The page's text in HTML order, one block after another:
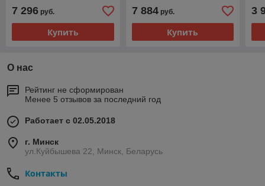
7 296 руб.
Купить
7 884руб.
Купить
3
О нас
Рейтинг не сформирован
Менее 5 отзывов за последний год
Работает с 02.05.2018
г. Минск
ул.Куйбышева 22, Минск, Беларусь
Контакты